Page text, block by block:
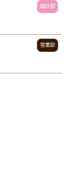
設計部
営業部